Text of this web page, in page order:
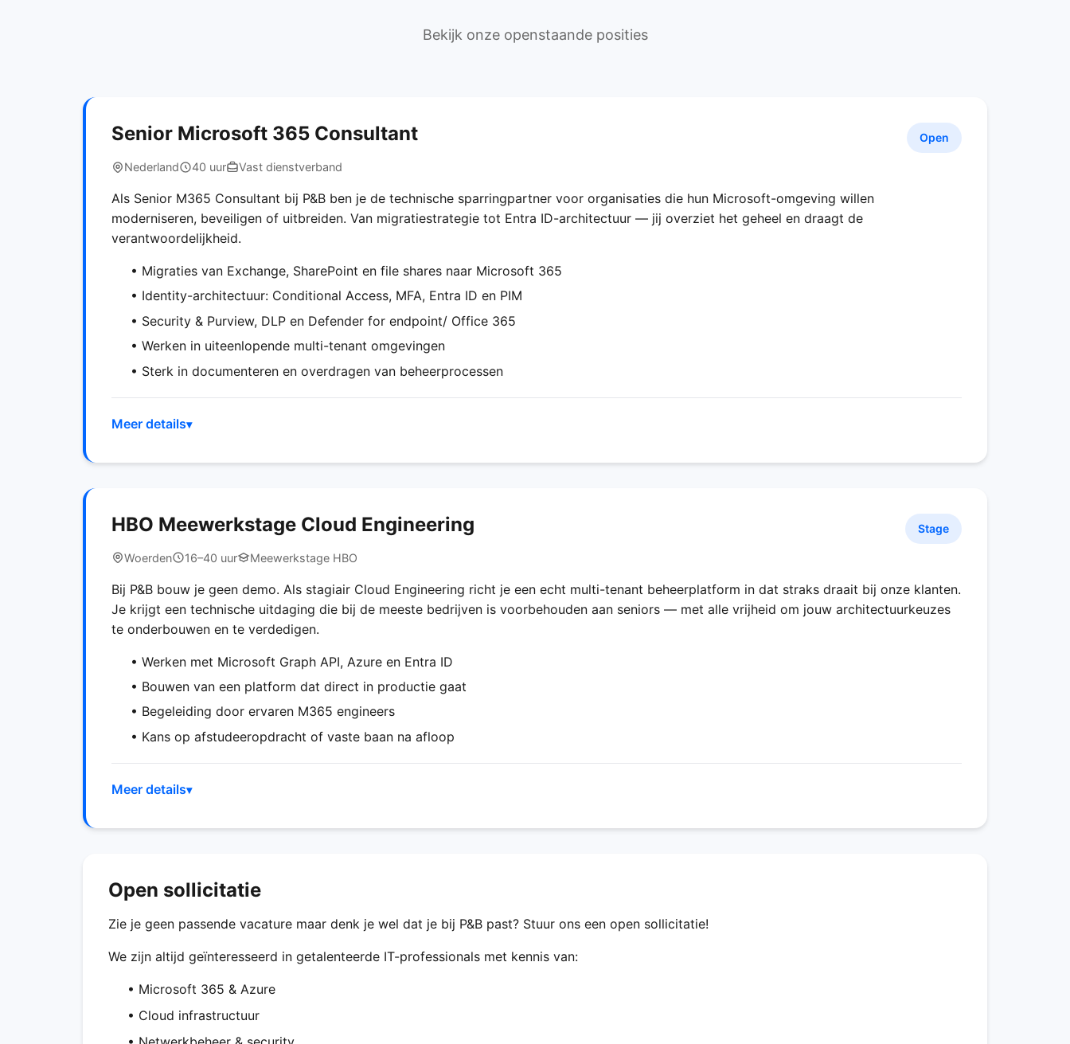
Bekijk onze openstaande posities
Senior Microsoft 365 Consultant
Nederland 40 uur Vast dienstverband
Open
Als Senior M365 Consultant bij P&B ben je de technische sparringpartner voor organisaties die hun Microsoft-omgeving willen
moderniseren, beveiligen of uitbreiden. Van migratiestrategie tot Entra ID-architectuur — jij overziet het geheel en draagt de
verantwoordelijkheid.
• Migraties van Exchange, SharePoint en file shares naar Microsoft 365
• Identity-architectuur: Conditional Access, MFA, Entra ID en PIM
• Security & Purview, DLP en Defender for endpoint/ Office 365
• Werken in uiteenlopende multi-tenant omgevingen
• Sterk in documenteren en overdragen van beheerprocessen
Meer details
HBO Meewerkstage Cloud Engineering
Woerden 16–40 uur Meewerkstage HBO
Stage
Bij P&B bouw je geen demo. Als stagiair Cloud Engineering richt je een echt multi-tenant beheerplatform in dat straks draait bij onze klanten.
Je krijgt een technische uitdaging die bij de meeste bedrijven is voorbehouden aan seniors — met alle vrijheid om jouw architectuurkeuzes
te onderbouwen en te verdedigen.
• Werken met Microsoft Graph API, Azure en Entra ID
• Bouwen van een platform dat direct in productie gaat
• Begeleiding door ervaren M365 engineers
• Kans op afstudeeropdracht of vaste baan na afloop
Meer details
Open sollicitatie
Zie je geen passende vacature maar denk je wel dat je bij P&B past? Stuur ons een open sollicitatie!
We zijn altijd geïnteresseerd in getalenteerde IT-professionals met kennis van:
• Microsoft 365 & Azure
• Cloud infrastructuur